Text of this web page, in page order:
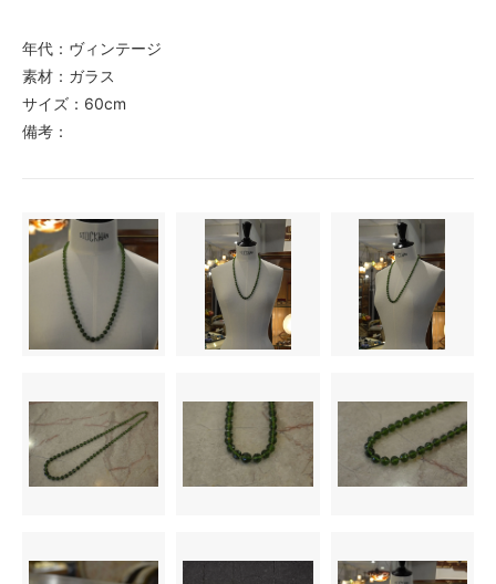
年代：ヴィンテージ
素材：ガラス
サイズ：60cm
備考：